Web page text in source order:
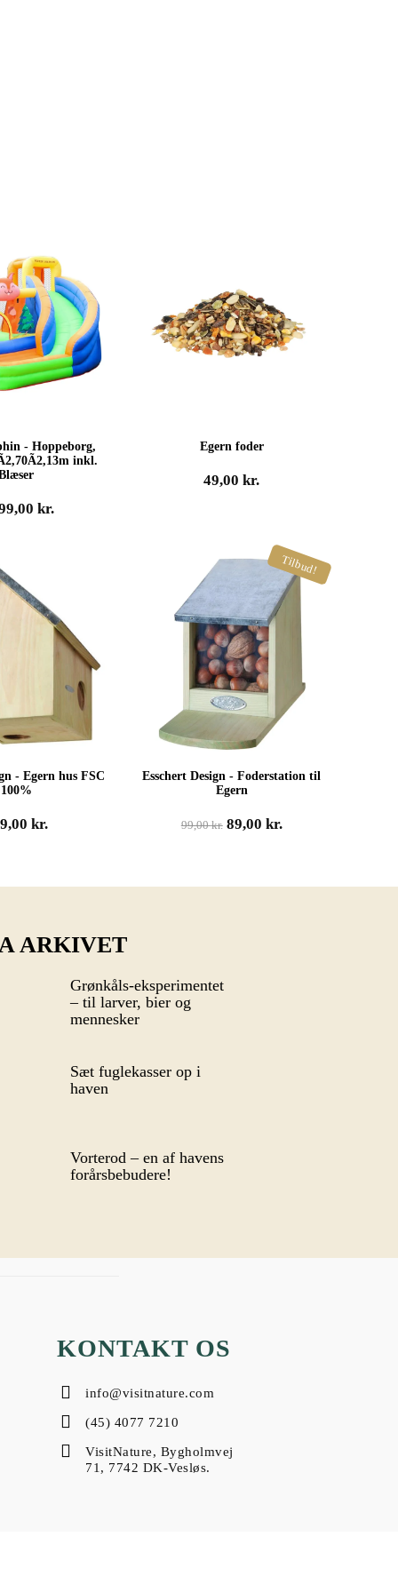
- Hoppeborg,
inkl.
kr.
Egern foder
49,00kr.
- Egern hus FSC
100%
kr.
Tilbud!
Esschert Design - Foderstation til
Egern
99,00kr. Den
89,00 kr.Den
ARKIVET
Grønkåls-eksperimentet
– til larver, bier og
mennesker
Sæt fuglekasser op i
haven
Vorterod – en af havens
forårsbebudere!
KONTAKT OS
info@visitnature.com
(45) 4077 7210
VisitNature, Bygholmvej
71, 7742 DK-Vesløs.